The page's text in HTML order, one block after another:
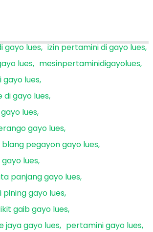
gayo lues izin pertamini di gayo lues
lues
mesinpertaminidigayolues
gayo lues
di gayo lues
lues
gayo lues
pegayon gayo lues
lues
panjang gayo lues
gayo lues
gaib gayo lues
jaya gayo lues
pertamini gayo lues